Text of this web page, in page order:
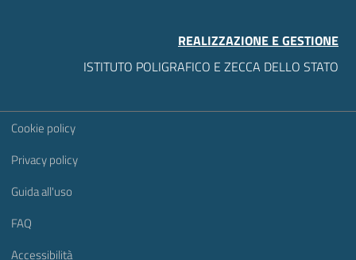
REALIZZAZIONE E GESTIONE
ISTITUTO POLIGRAFICO E ZECCA DELLO STATO
Sezione Link Utili
Cookie policy
Privacy policy
Guida all'uso
FAQ
Accessibilità